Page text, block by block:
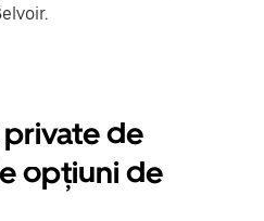
de
opțiuni de